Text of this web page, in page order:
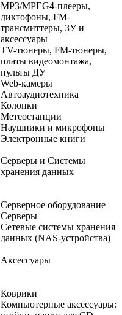
MP3/MPEG4-плееры,
диктофоны, FM-
трансмиттеры, ЗУ и
аксессуары
TV-тюнеры, FM-тюнеры,
платы видеомонтажа,
пульты ДУ
Web-камеры
Автоаудиотехника
Колонки
Метеостанции
Наушники и микрофоны
Электронные книги
Серверы и Системы
хранения данных
Серверное оборудование
Серверы
Сетевые системы хранения
данных (NAS-устройства)
Аксессуары
Коврики
Компьютерные аксессуары: